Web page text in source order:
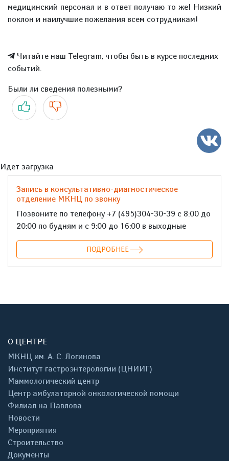
медицинский персонал и в ответ получаю то же! Низкий
поклон и наилучшие пожелания всем сотрудникам!
Читайте наш Telegram, чтобы быть в курсе последних
событий.
Были ли сведения полезными?
Да Нет
Идет загрузка
Запись в консультативно-диагностическое
отделение МКНЦ по звонку
Позвоните по телефону +7 (495)304-30-39 с 8:00 до
20:00 по будням и с 9:00 до 16:00 в выходные
ПОДРОБНЕЕ
О ЦЕНТРЕ
МКНЦ им. А. С. Логинова
Институт гастроэнтерологии (ЦНИИГ)
Маммологический центр
Центр амбулаторной онкологической помощи
Филиал на Павлова
Новости
Мероприятия
Строительство
Документы